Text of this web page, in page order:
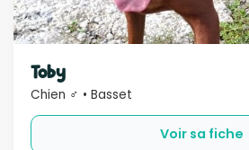
Toby
Chien ♂ • Basset
Voir sa fiche
Sexe
Compatible